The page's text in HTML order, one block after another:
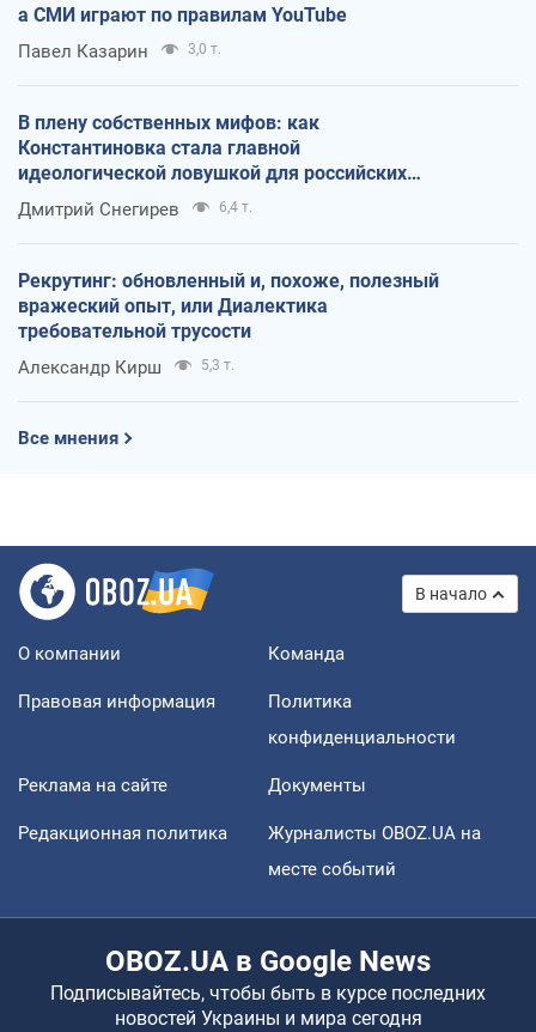
а СМИ играют по правилам YouTube
Павел Казарин 3,0 т.
В плену собственных мифов: как
Константиновка стала главной
идеологической ловушкой для российских
оккупантов
Дмитрий Снегирев 6,4 т.
Рекрутинг: обновленный и, похоже, полезный
вражеский опыт, или Диалектика
требовательной трусости
Александр Кирш 5,3 т.
Все мнения
В начало
О компании Команда
Правовая информация
Политика
конфиденциальности
Реклама на сайте Документы
Редакционная политика
Журналисты OBOZ.UA на
месте событий
OBOZ.UA в Google News
Подписывайтесь, чтобы быть в курсе последних
новостей Украины и мира сегодня